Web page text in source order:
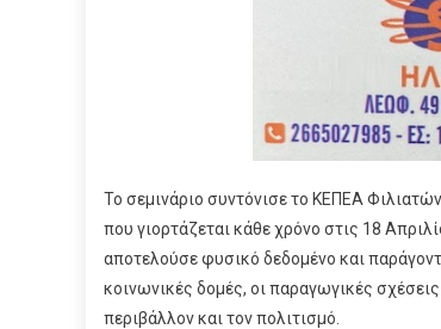
Το σεμινάριο συντόνισε το ΚΕΠΕΑ
που γιορτάζεται κάθε χρόνο στις 18
αποτελούσε φυσικό δεδομένο και
κοινωνικές δομές, οι παραγωγικές
περιβάλλον και τον πολιτισμό.